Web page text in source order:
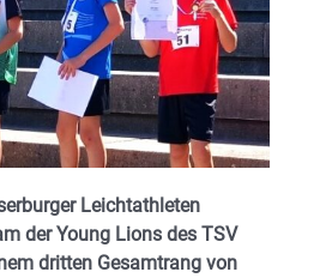
Leichtathleten
der Young Lions des TSV
dritten Gesamtrang von